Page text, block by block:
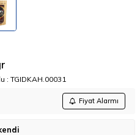
: TGIDKAH.00031
Fiyat Alarmı